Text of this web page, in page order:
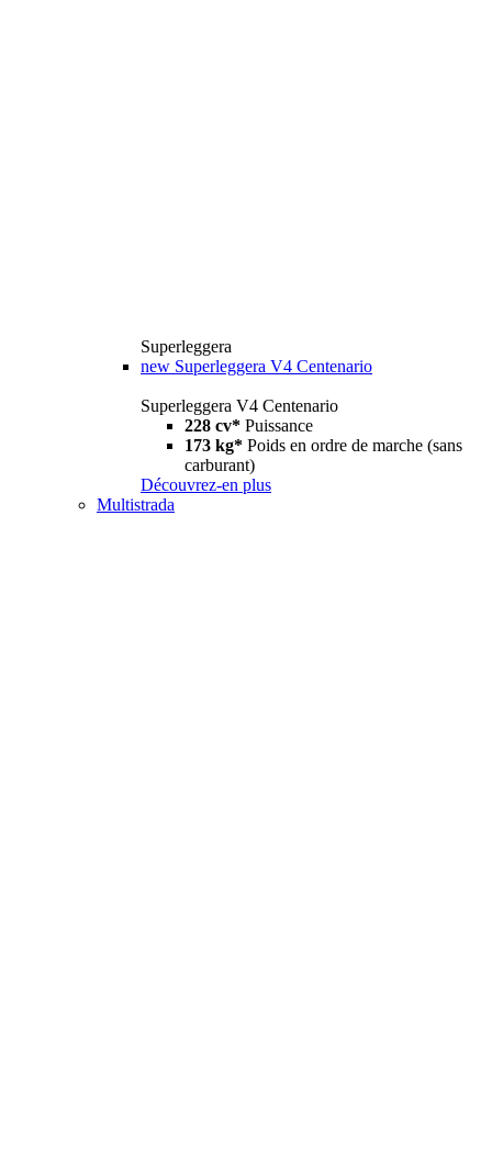
Superleggera
new Superleggera V4 Centenario
Superleggera V4 Centenario
228 cv* Puissance
173 kg* Poids en ordre de marche (sans
carburant)
Découvrez-en plus
Multistrada